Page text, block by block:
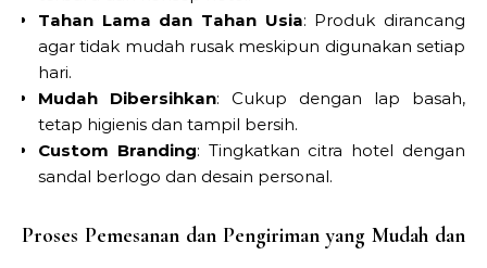
Tahan Lama dan Tahan Usia: Produk dirancang
agar tidak mudah rusak meskipun digunakan setiap
hari.
Mudah Dibersihkan: Cukup dengan lap basah,
tetap higienis dan tampil bersih.
Custom Branding: Tingkatkan citra hotel dengan
sandal berlogo dan desain personal.
Proses Pemesanan dan Pengiriman yang Mudah dan